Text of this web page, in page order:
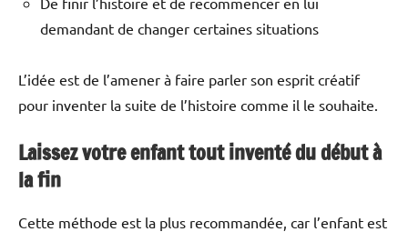
demandant de changer certaines situations
L’idée est de l’amener à faire parler son esprit créatif
pour inventer la suite de l’histoire comme il le souhaite.
Laissez votre enfant tout inventé du début à
la fin
Cette méthode est la plus recommandée, car l’enfant est